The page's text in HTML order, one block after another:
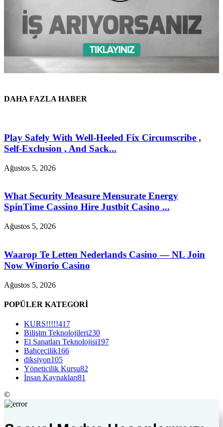
DAHA FAZLA HABER
Play Safely With Well-Heeled Fix Circumscribe ,
Self-Exclusion , And Sack...
Ağustos 5, 2026
What Security Measure Mensurate Energy
SpinTime Cassino Hire Justbit Casino ...
Ağustos 5, 2026
Waarop Te Letten Nederlands Casino — NL Join
Now Winorio Casino
Ağustos 5, 2026
POPÜLER KATEGORİ
KURS!!!!!417
Bilişim Teknolojileri230
El Sanatları Teknolojisi197
Bahçecilik166
diksiyon105
Yöneticilik Kursu82
İnsan Kaynakları81
©